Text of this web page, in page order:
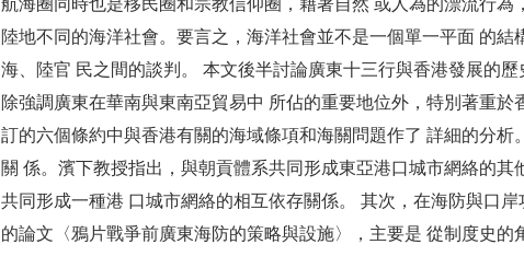
航海圈同時也是移民圈和宗教信仰圈，藉著自然 或人為的漂流行
陸地不同的海洋社會。要言之，海洋社會並不是一個單一平面 的
海、陸官 民之間的談判。 本文後半討論廣東十三行與香港發展的
除強調廣東在華南與東南亞貿易中 所佔的重要地位外，特別著重
訂的六個條約中與香港有關的海域條項和海關問題作了 詳細的分
關 係。濱下教授指出，與朝貢體系共同形成東亞港口城市網絡的其
共同形成一種港 口城市網絡的相互依存關係。 其次，在海防與口
的論文〈鴉片戰爭前廣東海防的策略與設施〉，主要是 從制度史